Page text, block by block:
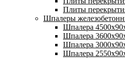
Плиты
Шпалеры
Шпалера
Шпалера
Шпалера
Шпалера